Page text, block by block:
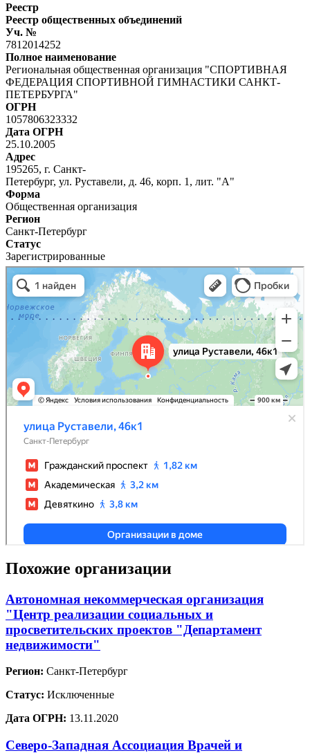
Реестр
Реестр общественных объединений
Уч. №
7812014252
Полное наименование
Региональная общественная организация "СПОРТИВНАЯ
ФЕДЕРАЦИЯ СПОРТИВНОЙ ГИМНАСТИКИ САНКТ-
ПЕТЕРБУРГА"
ОГРН
1057806323332
Дата ОГРН
25.10.2005
Адрес
195265, г. Санкт-
Петербург, ул. Руставели, д. 46, корп. 1, лит. "А"
Форма
Общественная организация
Регион
Санкт-Петербург
Статус
Зарегистрированные
Похожие организации
Автономная некоммерческая организация
"Центр реализации социальных и
просветительских проектов "Департамент
недвижимости"
Регион: Санкт-Петербург
Статус: Исключенные
Дата ОГРН: 13.11.2020
Северо-Западная Ассоциация Врачей и